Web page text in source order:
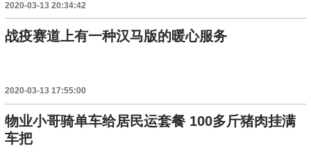
2020-03-13 20:34:42
战疫赛道上有一种汉马版的暖心服务
2020-03-13 17:55:00
物业小哥骑单车给居民运套餐 100多斤猪肉挂满
车把